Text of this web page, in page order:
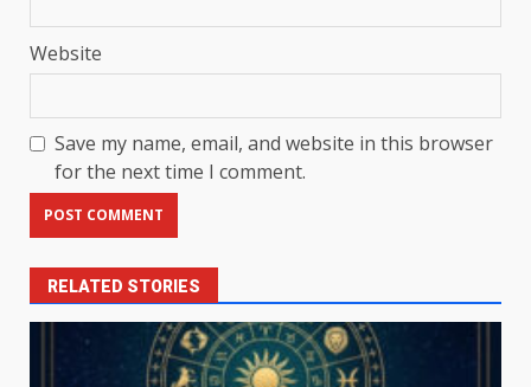
Website
Save my name, email, and website in this browser
for the next time I comment.
RELATED STORIES